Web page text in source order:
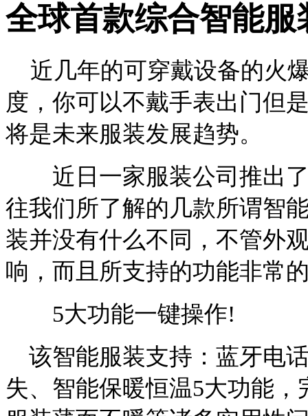
全球首款综合智能服
近几年的可穿戴设备的火
度，你可以不戴手表出门但
将是未来服装发展趋势。
近日一家服装公司推出了
往我们所了解的几款所谓智
装并没有什么不同，不管外
响，而且所支持的功能非常
5大功能一键操作!
该智能服装支持：蓝牙电
失、智能保暖恒温5大功能